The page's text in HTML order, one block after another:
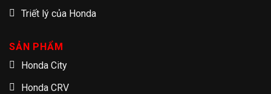
Triết lý của Honda
SẢN PHẨM
Honda City
Honda CRV